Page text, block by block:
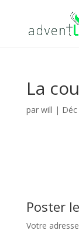
La
par will |
Poster
Votre